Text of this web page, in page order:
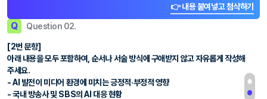
👉 내용 붙여넣고 첨삭하기
Q Question 02.
[2번 문항]
아래 내용을 모두 포함하여, 순서나 서술 방식에 구애받지 않고 자유롭게 작성해
주세요.
- AI 발전이 미디어 환경에 미치는 긍정적·부정적 영향
- 국내 방송사 및 SBS의 AI 대응 현황